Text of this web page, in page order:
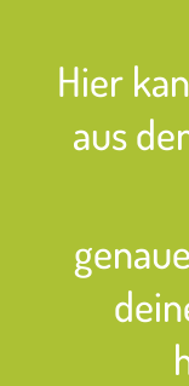
Hier
aus